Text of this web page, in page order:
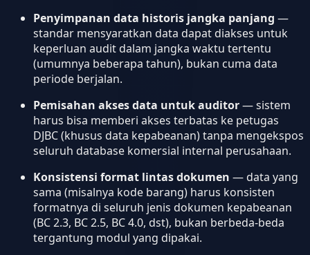
Penyimpanan data historis jangka panjang —
standar mensyaratkan data dapat diakses untuk
keperluan audit dalam jangka waktu tertentu
(umumnya beberapa tahun), bukan cuma data
periode berjalan.
Pemisahan akses data untuk auditor— sistem
harus bisa memberi akses terbatas ke petugas
DJBC (khusus data kepabeanan) tanpa mengekspos
seluruh database komersial internal perusahaan.
Konsistensi format lintas dokumen — data yang
sama (misalnya kode barang) harus konsisten
formatnya di seluruh jenis dokumen kepabeanan
(BC 2.3, BC 2.5, BC 4.0, dst), bukan berbeda-beda
tergantung modul yang dipakai.